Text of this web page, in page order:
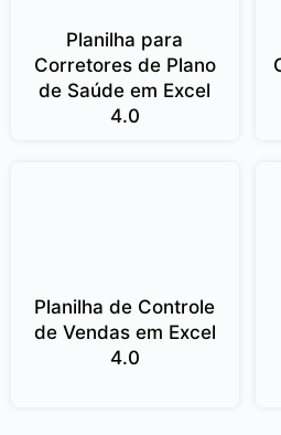
Planilha para
Corretores de Plano
de Saúde em Excel
4.0
Planilha de Controle
de Vendas em Excel
4.0